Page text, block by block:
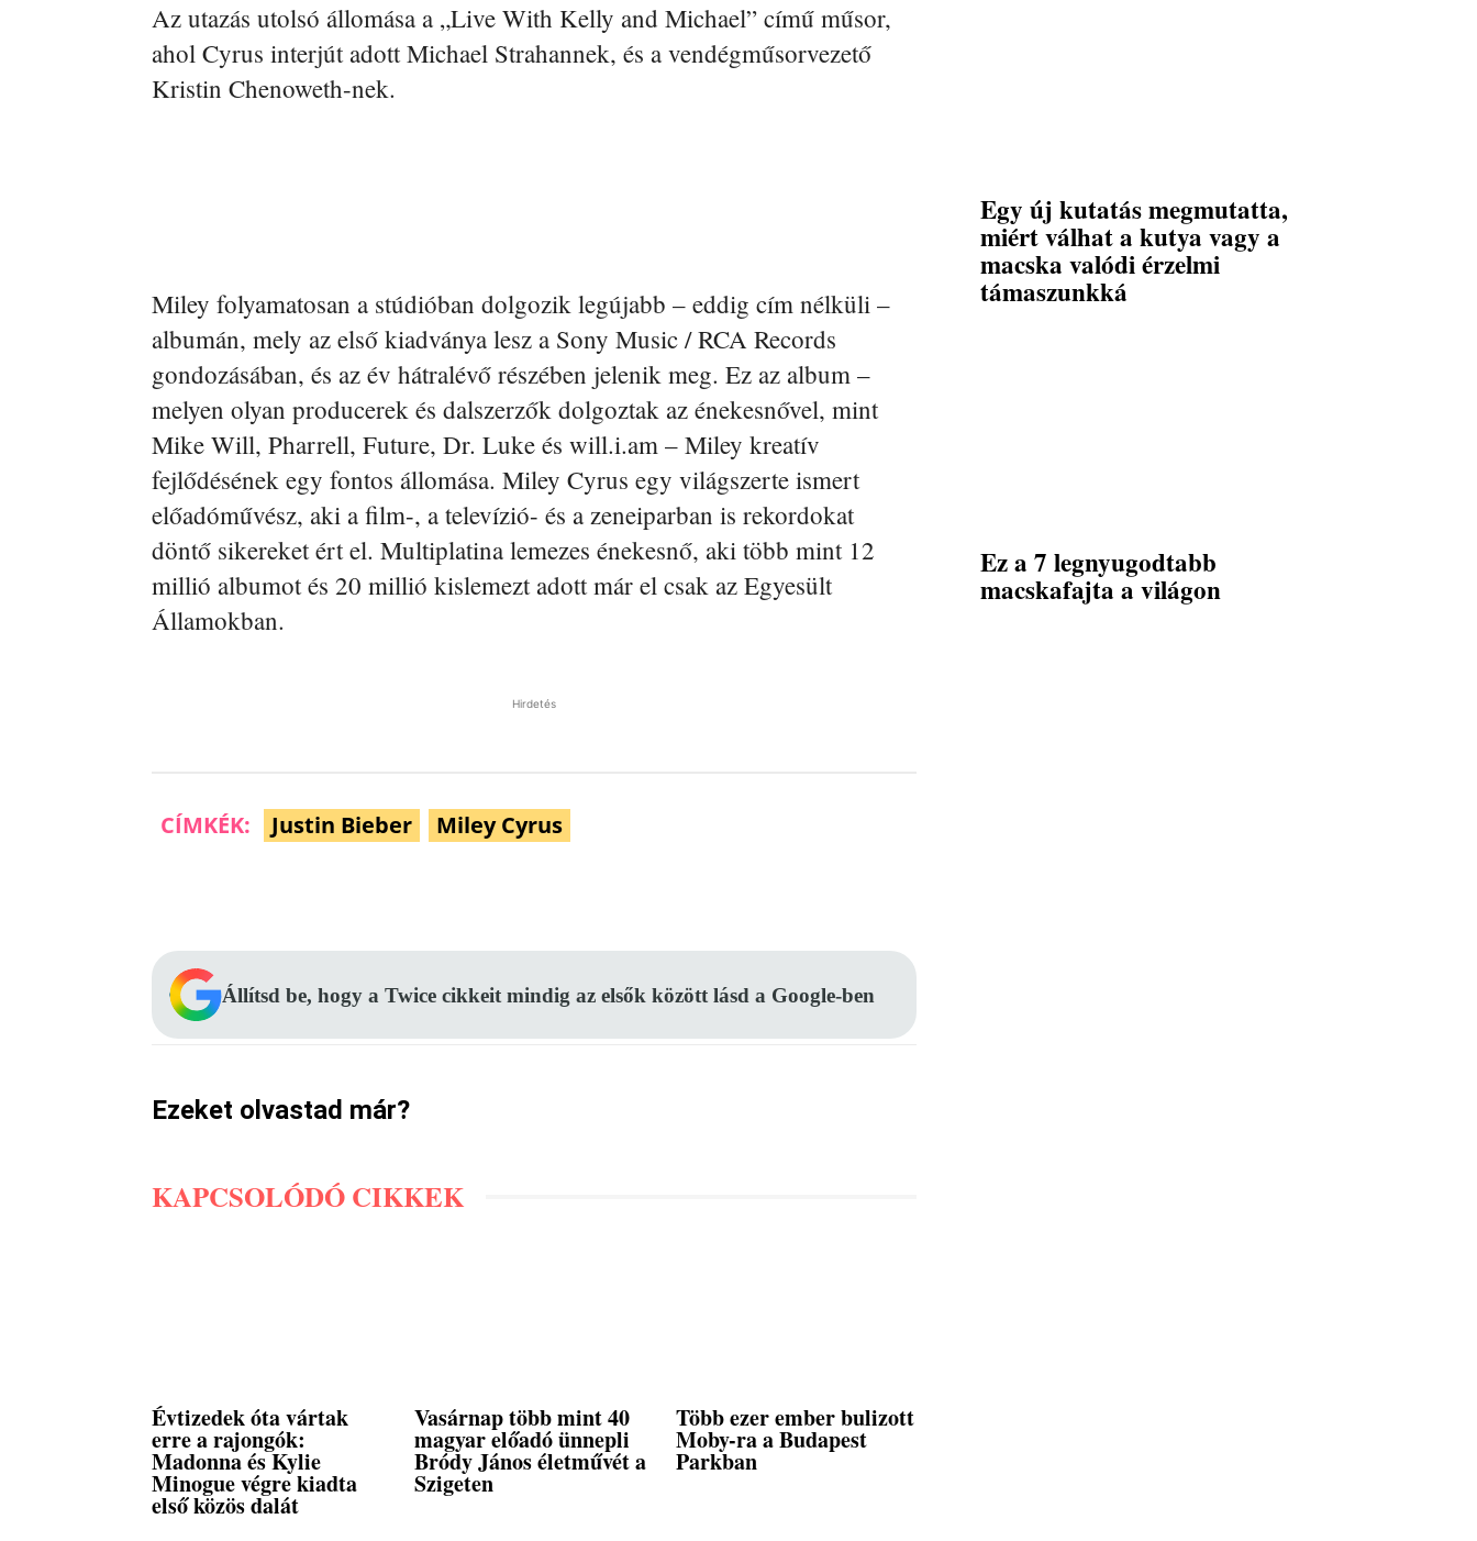
Az utazás utolsó állomása a „Live With Kelly and Michael” című műsor,
ahol Cyrus interjút adott Michael Strahannek, és a vendégműsorvezető
Kristin Chenoweth-nek.
Miley folyamatosan a stúdióban dolgozik legújabb – eddig cím nélküli –
albumán, mely az első kiadványa lesz a Sony Music / RCA Records
gondozásában, és az év hátralévő részében jelenik meg. Ez az album –
melyen olyan producerek és dalszerzők dolgoztak az énekesnővel, mint
Mike Will, Pharrell, Future, Dr. Luke és will.i.am – Miley kreatív
fejlődésének egy fontos állomása. Miley Cyrus egy világszerte ismert
előadóművész, aki a film-, a televízió- és a zeneiparban is rekordokat
döntő sikereket ért el. Multiplatina lemezes énekesnő, aki több mint 12
millió albumot és 20 millió kislemezt adott már el csak az Egyesült
Államokban.
Hirdetés
CÍMKÉK: Justin Bieber Miley Cyrus
Állítsd be, hogy a Twice cikkeit mindig az elsők között lásd a Google-ben
Ezeket olvastad már?
KAPCSOLÓDÓ CIKKEK
Évtizedek óta vártak
erre a rajongók:
Madonna és Kylie
Minogue végre kiadta
első közös dalát
Vasárnap több mint 40
magyar előadó ünnepli
Bródy János életművét a
Szigeten
Több ezer ember bulizott
Moby-ra a Budapest
Parkban
Egy új kutatás megmutatta,
miért válhat a kutya vagy a
macska valódi érzelmi
támaszunkká
Ez a 7 legnyugodtabb
macskafajta a világon